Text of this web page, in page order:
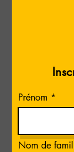
Prénom
Nom de